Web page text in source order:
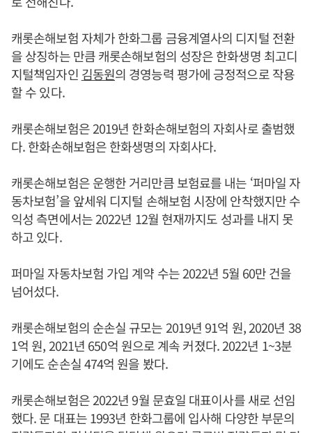
캐롯손해보험 자체가 한화그룹 금융계열사의 디지털 전환
을 상징하는 만큼 캐롯손해보험의 성장은 한화생명 최고디
지털책임자인 김동원의 경영능력 평가에 긍정적으로 작용
할 수 있다.
캐롯손해보험은 2019년 한화손해보험의 자회사로 출범했
다. 한화손해보험은 한화생명의 자회사다.
캐롯손해보험은 운행한 거리만큼 보험료를 내는 ‘퍼마일 자
동차보험’을 앞세워 디지털 손해보험 시장에 안착했지만 수
익성 측면에서는 2022년 12월 현재까지도 성과를 내지 못
하고 있다.
퍼마일 자동차보험 가입 계약 수는 2022년 5월 60만 건을
넘어섰다.
캐롯손해보험의 순손실 규모는 2019년 91억 원, 2020년 38
1억 원, 2021년 650억 원으로 계속 커졌다. 2022년 1~3분
기에도 순손실 474억 원을 봤다.
캐롯손해보험은 2022년 9월 문효일 대표이사를 새로 선임
했다. 문 대표는 1993년 한화그룹에 입사해 다양한 부문의